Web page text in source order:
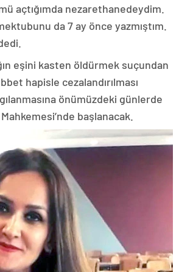
açtığımda nezarethanedeydim.
da 7 ay önce yazmıştım.
eşini kasten öldürmek suçundan
hapisle cezalandırılması
önümüzdeki günlerde
başlanacak.